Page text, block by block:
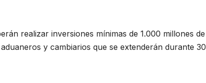
realizar inversiones mínimas de 1.000 millones de
y cambiarios que se extenderán durante 30